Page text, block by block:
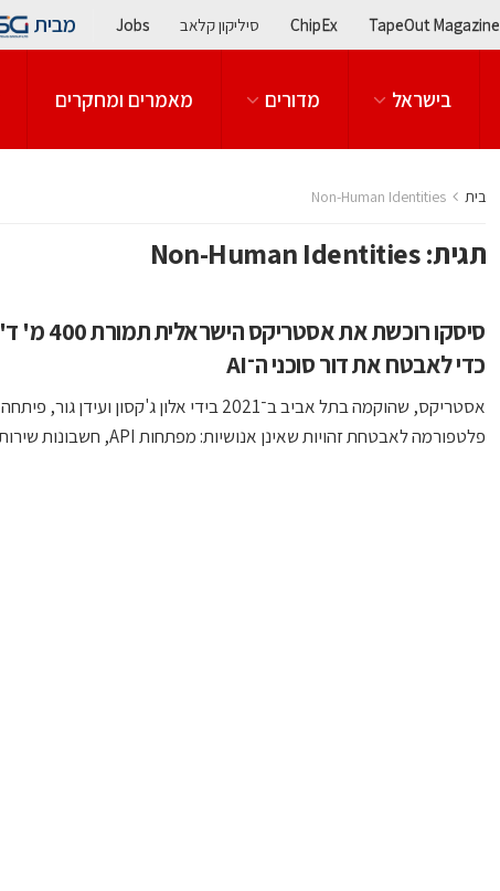
TapeOut Magazine
ChipEx סיליקון קלאב Jobs מבית
בישראל מדורים מאמרים ומחקרים
בית Non-Human Identities
תגית:Non-Human Identities
סיסקו רוכשת את אסטריקס הישראלית תמורת 400 מ' ד'
כדי לאבטח את דור סוכני ה־AI
אסטריקס, שהוקמה בתל אביב ב־2021 בידי אלון ג'קסון ועידן גור, פיתחה
פלטפורמה לאבטחת זהויות שאינן אנושיות: מפתחות API, חשבונות שירות, ...